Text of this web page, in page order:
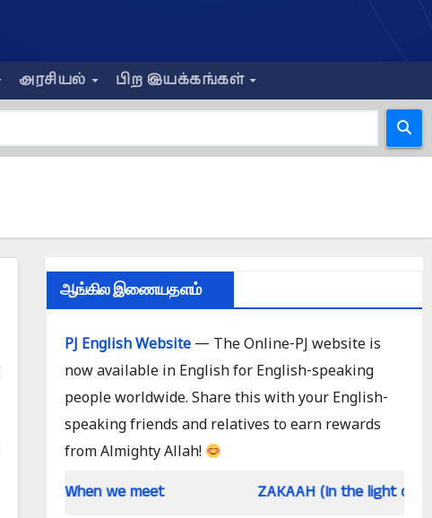
அரசியல் பிற இயக்கங்கள்
ஆங்கில இணையதளம்
PJ English Website— The Online-PJ website is
now available in English for English-speaking
people worldwide. Share this with your English-
speaking friends and relatives to earn rewards
from Almighty Allah!
When we meet ZAKAAH (In the light of Qur an and